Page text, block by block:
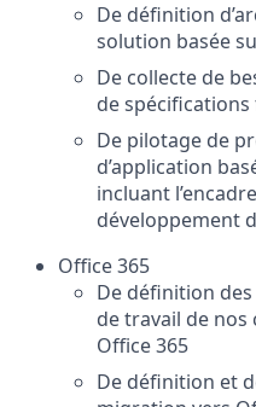
De définition
solution basée
De collecte de
de
De pilotage de
d’application
incluant
développement
Office 365
De définition
de travail de nos
Office 365
De définition et